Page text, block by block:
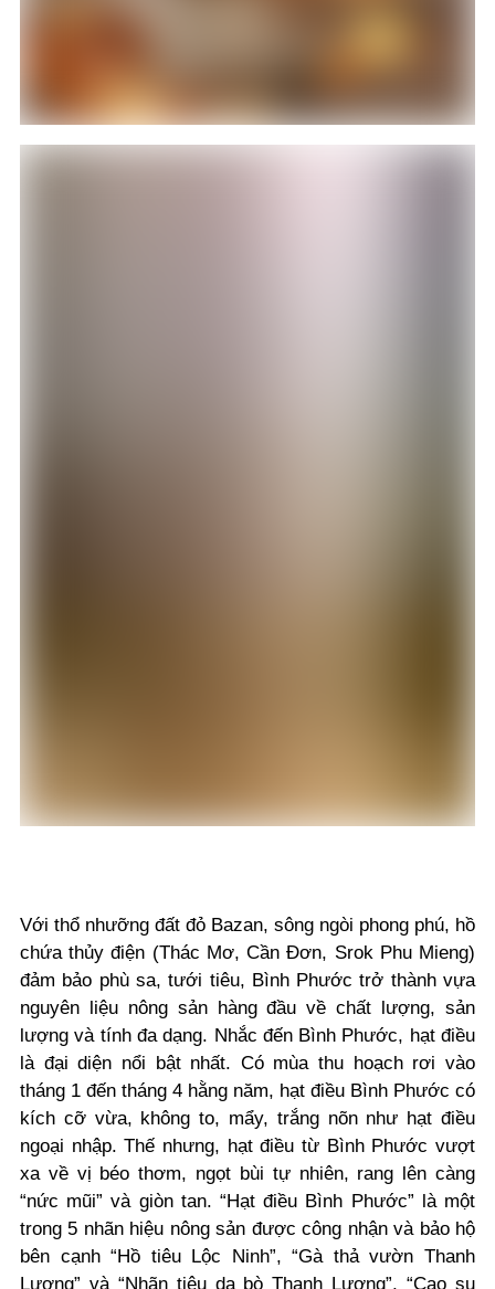
Với thổ nhưỡng đất đỏ Bazan, sông ngòi phong phú, hồ
chứa thủy điện (Thác Mơ, Cần Đơn, Srok Phu Mieng)
đảm bảo phù sa, tưới tiêu, Bình Phước trở thành vựa
nguyên liệu nông sản hàng đầu về chất lượng, sản
lượng và tính đa dạng. Nhắc đến Bình Phước, hạt điều
là đại diện nổi bật nhất. Có mùa thu hoạch rơi vào
tháng 1 đến tháng 4 hằng năm, hạt điều Bình Phước có
kích cỡ vừa, không to, mẩy, trắng nõn như hạt điều
ngoại nhập. Thế nhưng, hạt điều từ Bình Phước vượt
xa về vị béo thơm, ngọt bùi tự nhiên, rang lên càng
“nức mũi” và giòn tan. “Hạt điều Bình Phước” là một
trong 5 nhãn hiệu nông sản được công nhận và bảo hộ
bên cạnh “Hồ tiêu Lộc Ninh”, “Gà thả vườn Thanh
Lương” và “Nhãn tiêu da bò Thanh Lương”, “Cao su